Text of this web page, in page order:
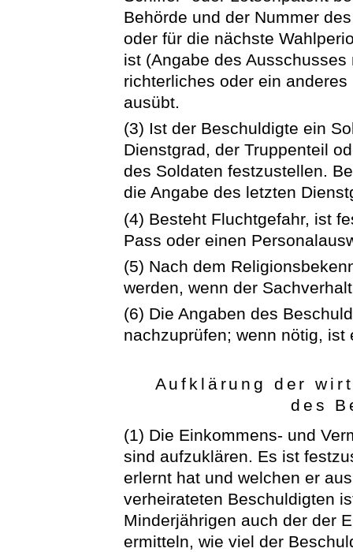
Behörde und der Nummer
oder für die nächste
ist (Angabe des
richterliches oder ein
ausübt.
(3) Ist der Beschuldigte ein
Dienstgrad, der Truppenteil
des Soldaten festzustellen.
die Angabe des letzten
(4) Besteht Fluchtgefahr, ist
Pass oder einen
(5) Nach dem
werden, wenn der
(6) Die Angaben des
nachzuprüfen; wenn nötig,
Aufklärung der
des
(1) Die Einkommens- und
sind aufzuklären. Es ist
erlernt hat und welchen er
verheirateten Beschuldigten
Minderjährigen auch der der
ermitteln, wie viel der